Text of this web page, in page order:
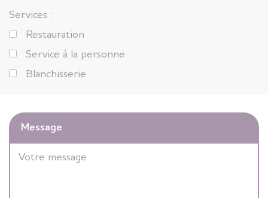
Services :
Restauration
Service à la personne
Blanchisserie
Message